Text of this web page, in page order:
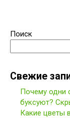
Поиск
Свежие
Почему одни
буксуют?
Какие цветы